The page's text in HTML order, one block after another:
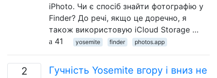
iPhoto. Чи є спосіб знайти фотографію у
Finder? До речі, якщо це доречно, я
також використовую iCloud Storage …
41
yosemite finder photos.app
2
Гучність Yosemite вгору і вниз не